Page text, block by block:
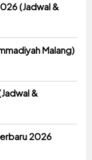
(Jadwal &
Malang)
&
2026